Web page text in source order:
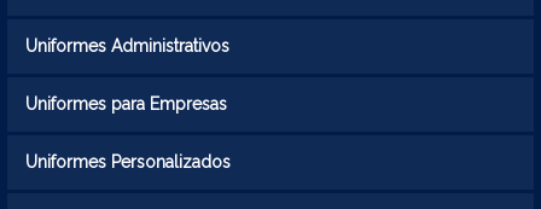
Uniformes Administrativos
Uniformes para Empresas
Uniformes Personalizados